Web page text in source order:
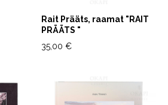
Rait Prääts, raamat "RAIT
PRÄÄTS "
35,00 €